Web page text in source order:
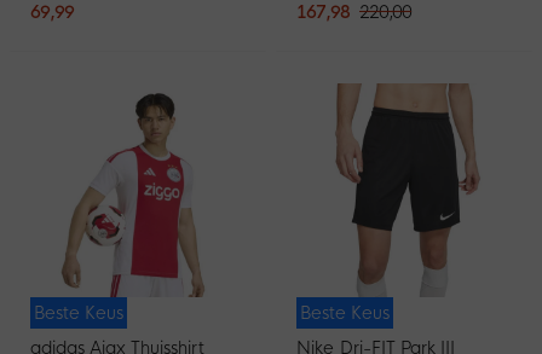
69,99
167,98 220,00
Beste Keus
adidas Ajax Thuisshirt
Beste Keus
Nike Dri-FIT Park III